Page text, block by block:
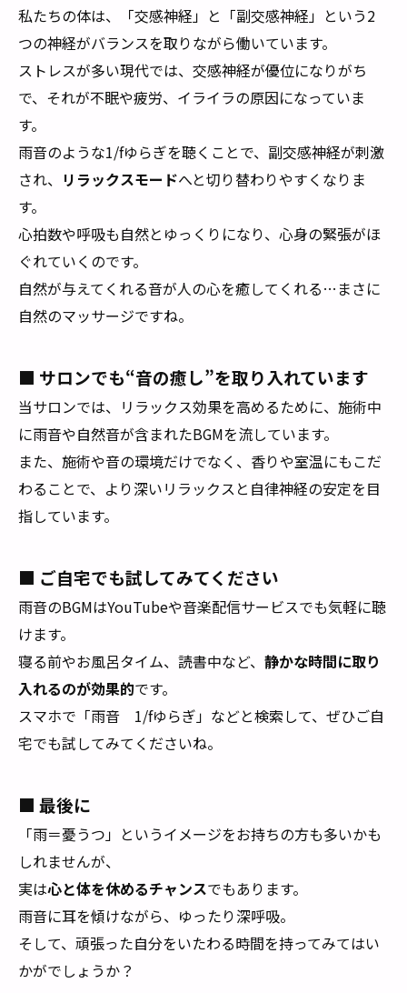
私たちの体は、「交感神経」と「副交感神経」という2
つの神経がバランスを取りながら働いています。
ストレスが多い現代では、交感神経が優位になりがち
で、それが不眠や疲労、イライラの原因になっていま
す。
雨音のような1/fゆらぎを聴くことで、副交感神経が刺激
され、 リラックスモードへと切り替わりやすくなりま
す。
心拍数や呼吸も自然とゆっくりになり、心身の緊張がほ
ぐれていくのです。
自然が与えてくれる音が人の心を癒してくれる…まさに
自然のマッサージですね。
■ サロンでも“音の癒し”を取り入れています
当サロンでは、リラックス効果を高めるために、施術中
に雨音や自然音が含まれたBGMを流しています。
また、施術や音の環境だけでなく、香りや室温にもこだ
わることで、より深いリラックスと自律神経の安定を目
指しています。
■ ご自宅でも試してみてください
雨音のBGMはYouTubeや音楽配信サービスでも気軽に聴
けます。
寝る前やお風呂タイム、読書中など、 静かな時間に取り
入れるのが効果的です。
スマホで「雨音 1/fゆらぎ」などと検索して、ぜひご自
宅でも試してみてくださいね。
■ 最後に
「雨＝憂うつ」というイメージをお持ちの方も多いかも
しれませんが、
実は心と体を休めるチャンスでもあります。
雨音に耳を傾けながら、ゆったり深呼吸。
そして、頑張った自分をいたわる時間を持ってみてはい
かがでしょうか？